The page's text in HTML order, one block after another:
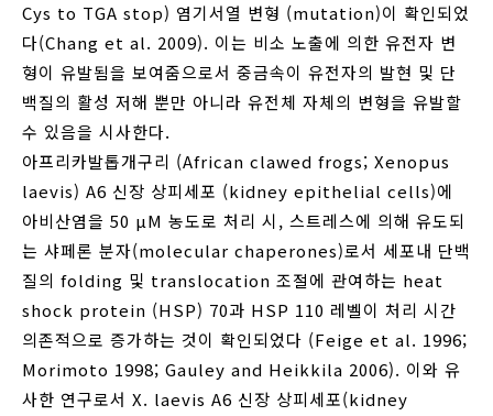
Cys to TGA stop) 염기서열 변형 (mutation)이 확인되었
다(Chang et al. 2009). 이는 비소 노출에 의한 유전자 변
형이 유발됨을 보여줌으로서 중금속이 유전자의 발현 및 단
백질의 활성 저해 뿐만 아니라 유전체 자체의 변형을 유발할
수 있음을 시사한다.
아프리카발톱개구리 (African clawed frogs; Xenopus
laevis) A6 신장 상피세포 (kidney epithelial cells)에
아비산염을 50 μM 농도로 처리 시, 스트레스에 의해 유도되
는 샤페론 분자(molecular chaperones)로서 세포내 단백
질의 folding 및 translocation 조절에 관여하는 heat
shock protein (HSP) 70과 HSP 110 레벨이 처리 시간
의존적으로 증가하는 것이 확인되었다 (Feige et al. 1996;
Morimoto 1998; Gauley and Heikkila 2006). 이와 유
사한 연구로서 X. laevis A6 신장 상피세포(kidney